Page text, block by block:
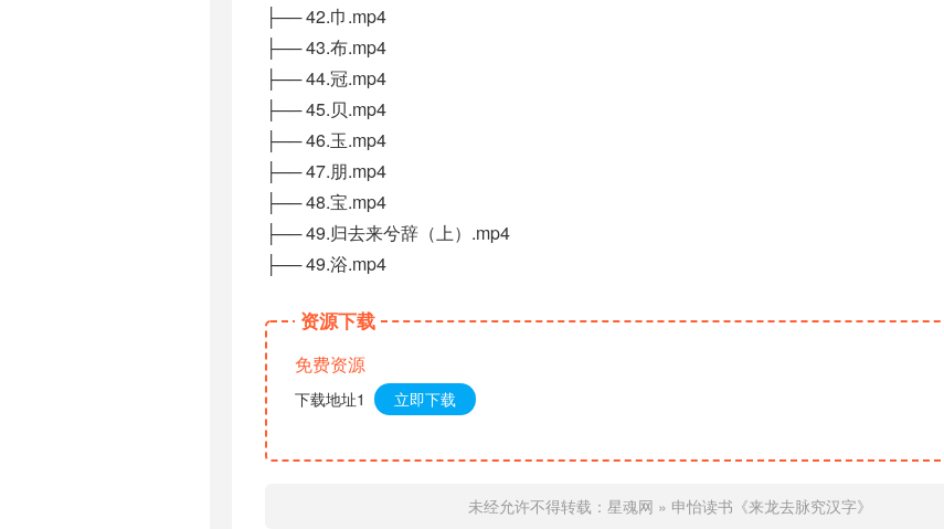
├── 42.巾.mp4
├── 43.布.mp4
├── 44.冠.mp4
├── 45.贝.mp4
├── 46.玉.mp4
├── 47.朋.mp4
├── 48.宝.mp4
├── 49.归去来兮辞（上）.mp4
├── 49.浴.mp4
资源下载
免费资源
下载地址1 立即下载
未经允许不得转载： 星魂网 » 申怡读书《来龙去脉究汉字》